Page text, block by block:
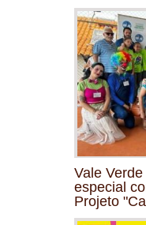
Vale
especial
Projeto